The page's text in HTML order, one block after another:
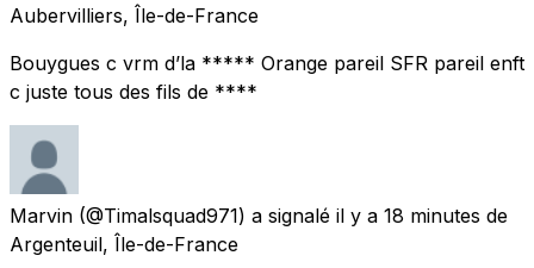
Aubervilliers, Île-de-France
Bouygues c vrm d’la ***** Orange pareil SFR pareil enft
c juste tous des fils de ****
Marvin (@Timalsquad971) a signalé il y a 18 minutes de
Argenteuil, Île-de-France